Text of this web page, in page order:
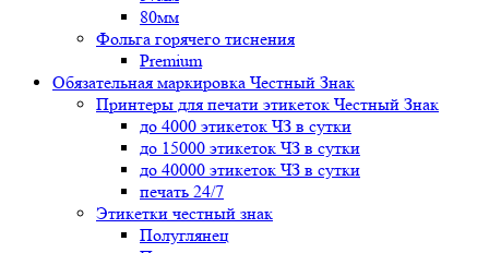
80мм
Фольга горячего тиснения
Premium
Обязательная маркировка Честный Знак
Принтеры для печати этикеток Честный Знак
до 4000 этикеток ЧЗ в сутки
до 15000 этикеток ЧЗ в сутки
до 40000 этикеток ЧЗ в сутки
печать 24/7
Этикетки честный знак
Полуглянец